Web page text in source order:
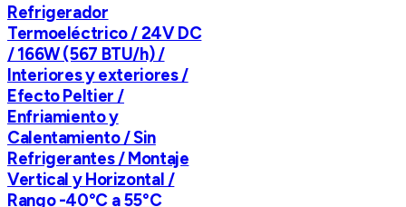
Refrigerador
Termoeléctrico / 24V DC
/ 166W (567 BTU/h) /
Interiores y exteriores /
Efecto Peltier /
Enfriamiento y
Calentamiento / Sin
Refrigerantes / Montaje
Vertical y Horizontal /
Rango -40°C a 55°C